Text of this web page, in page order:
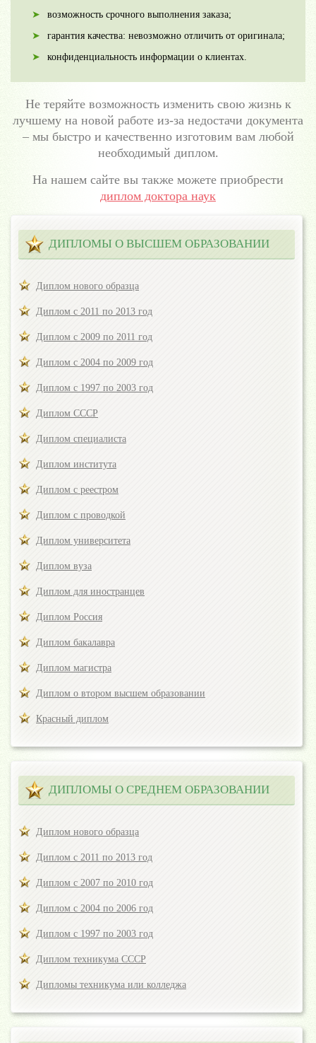
возможность срочного выполнения заказа;
гарантия качества: невозможно отличить от оригинала;
конфиденциальность информации о клиентах.
Не теряйте возможность изменить свою жизнь к
лучшему на новой работе из-за недостачи документа
– мы быстро и качественно изготовим вам любой
необходимый диплом.
На нашем сайте вы также можете приобрести
диплом доктора наук
ДИПЛОМЫ О ВЫСШЕМ ОБРАЗОВАНИИ
Диплом нового образца
Диплом с 2011 по 2013 год
Диплом с 2009 по 2011 год
Диплом с 2004 по 2009 год
Диплом с 1997 по 2003 год
Диплом СССР
Диплом специалиста
Диплом института
Диплом с реестром
Диплом с проводкой
Диплом университета
Диплом вуза
Диплом для иностранцев
Диплом Россия
Диплом бакалавра
Диплом магистра
Диплом о втором высшем образовании
Красный диплом
ДИПЛОМЫ О СРЕДНЕМ ОБРАЗОВАНИИ
Диплом нового образца
Диплом с 2011 по 2013 год
Диплом с 2007 по 2010 год
Диплом с 2004 по 2006 год
Диплом с 1997 по 2003 год
Диплом техникума СССР
Дипломы техникума или колледжа